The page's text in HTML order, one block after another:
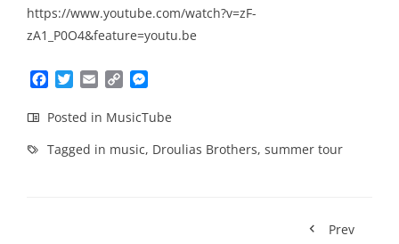
https://www.youtube.com/watch?v=zF-
zA1_P0O4&feature=youtu.be
Facebook
TwitterEmailCopy
Posted in MusicTube
Tagged in music, Droulias Brothers, summer tour
Prev